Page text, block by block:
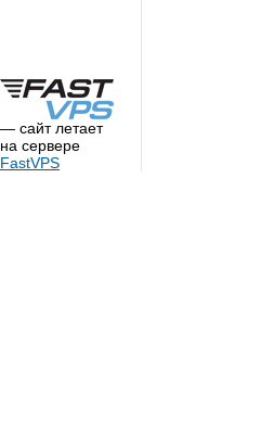
— сайт летает
на сервере
FastVPS